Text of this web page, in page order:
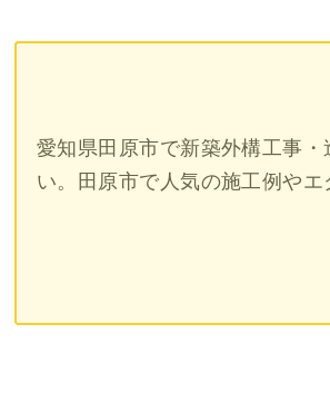
愛知県田原市で新築外構工事・
い。田原市で人気の施工例や